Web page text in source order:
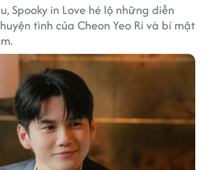
Spooky in Love hé lộ những diễn
tình của Cheon Yeo Ri và bí mật